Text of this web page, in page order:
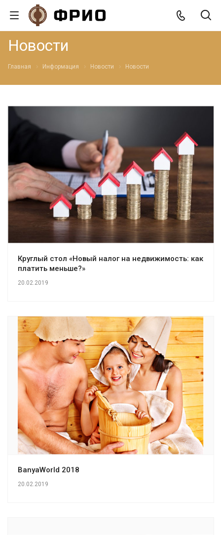
Новости
Главная Информация Новости Новости
Круглый стол «Новый налог на недвижимость: как
платить меньше?»
20.02.2019
BanyaWorld 2018
20.02.2019